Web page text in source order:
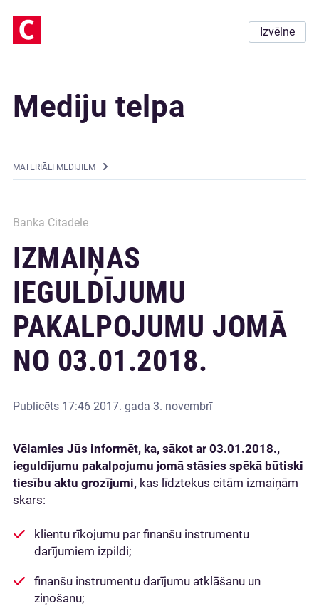
Izvēlne
Mediju telpa
MATERIĀLI MEDIJIEM
Banka Citadele
IZMAIŅAS
IEGULDĪJUMU
PAKALPOJUMU JOMĀ
NO 03.01.2018.
Publicēts 17:46 2017. gada 3. novembrī
Vēlamies Jūs informēt, ka, sākot ar 03.01.2018.,
ieguldījumu pakalpojumu jomā stāsies spēkā būtiski
tiesību aktu grozījumi, kas līdztekus citām izmaiņām
skars:
klientu rīkojumu par finanšu instrumentu
darījumiem izpildi;
finanšu instrumentu darījumu atklāšanu un
ziņošanu;